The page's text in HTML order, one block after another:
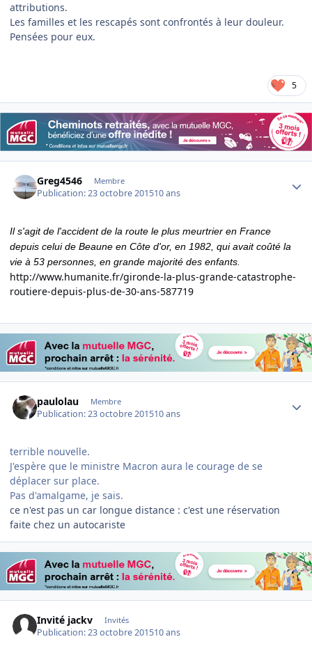
attributions.
Les familles et les rescapés sont confrontés à leur douleur.
Pensées pour eux.
5
Greg4546 Membre
Publication:23 octobre 201510 ans
Il s'agit de l'accident de la route le plus meurtrier en France
depuis celui de Beaune en Côte d'or, en 1982, qui avait coûté la
vie à 53 personnes, en grande majorité des enfants.
http://www.humanite.fr/gironde-la-plus-grande-catastrophe-
routiere-depuis-plus-de-30-ans-587719
paulolau Membre
Publication:23 octobre 201510 ans
terrible nouvelle.
J'espère que le ministre Macron aura le courage de se
déplacer sur place.
Pas d'amalgame, je sais.
ce n'est pas un car longue distance : c'est une réservation
faite chez un autocariste
Invité jackv Invités
Publication:23 octobre 201510 ans